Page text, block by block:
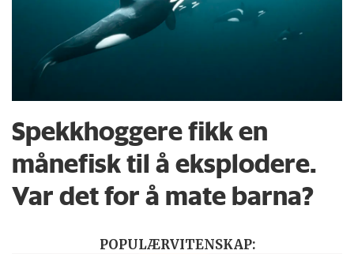
Spekkhoggere fikk en
månefisk til å eksplodere.
Var det for å mate barna?
POPULÆRVITENSKAP: